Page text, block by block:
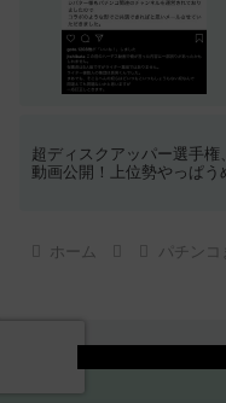
超ディスクアッパー選手権
動画公開！上位勢やっぱう
ホーム パチンコ